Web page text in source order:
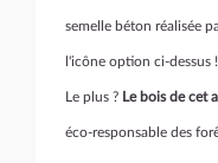
semelle béton réalisée
l'icône option ci-dessus !
Le plus ? Le bois de cet
éco-responsable des